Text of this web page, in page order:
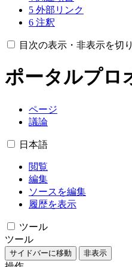
5 外部リンク
6 注釈
目次の表示・非表示を切
ポータルプロ
ページ
議論
日本語
閲覧
編集
ソースを編集
履歴を表示
ツール
ツール
サイドバーに移動 非表示